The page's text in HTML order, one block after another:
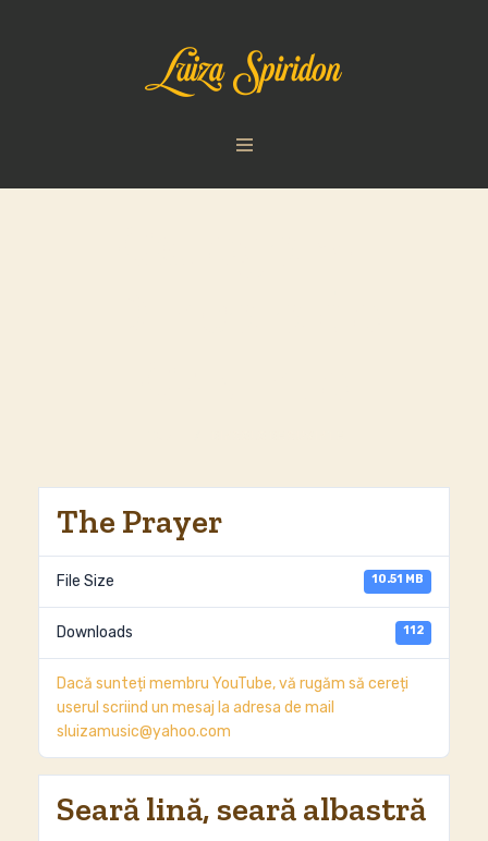
The Prayer
File Size 10.51 MB
Downloads 112
Dacă sunteți membru YouTube, vă rugăm să cereți
userul scriind un mesaj la adresa de mail
sluizamusic@yahoo.com
Seară lină, seară albastră